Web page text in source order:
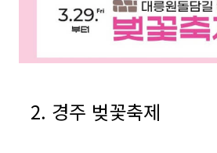
2. 경주 벚꽃축제